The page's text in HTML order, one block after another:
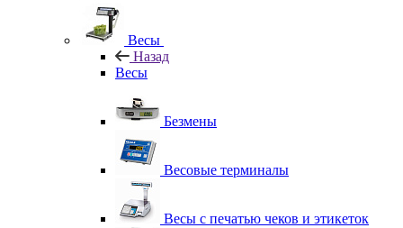
Весы
Назад
Весы
Безмены
Весовые терминалы
Весы с печатью чеков и этикеток